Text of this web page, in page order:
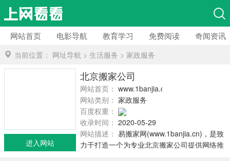
网站首页 电影导航 教育学习 免费阅读 奇闻资讯
当前位置： 网址导航 > 生活服务 > 家政服务
北京搬家公司
网站首页： www.1banjia.cn
网站类别： 家政服务
百度权重：
收录时间： 2020-05-29
网站描述： 易搬家网(www.1banjia.cn)，是致
力于打造一个为专业北京搬家公司提供网络推
进入网站